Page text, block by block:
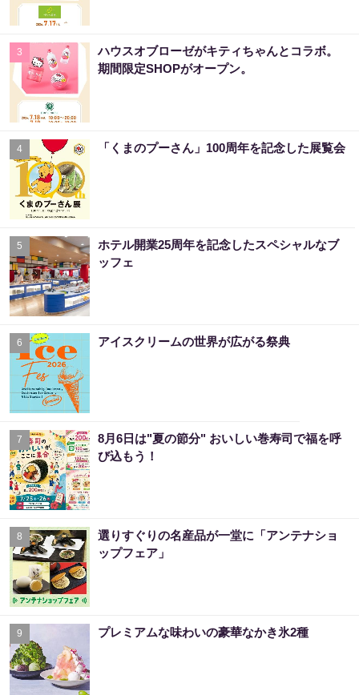
3
ハウスオブローゼがキティちゃんとコラボ。
期間限定SHOPがオープン。
4 「くまのプーさん」100周年を記念した展覧会
5
ホテル開業25周年を記念したスペシャルなブ
ッフェ
6 アイスクリームの世界が広がる祭典
7
8月6日は"夏の節分" おいしい巻寿司で福を呼
び込もう！
8
選りすぐりの名産品が一堂に「アンテナショ
ップフェア」
9 プレミアムな味わいの豪華なかき氷2種